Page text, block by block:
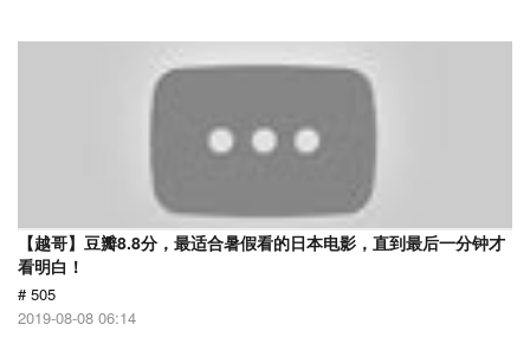
【越哥】豆瓣8.8分，最适合暑假看的日本电影，直到最后一分钟才
看明白！
# 505
2019-08-08 06:14